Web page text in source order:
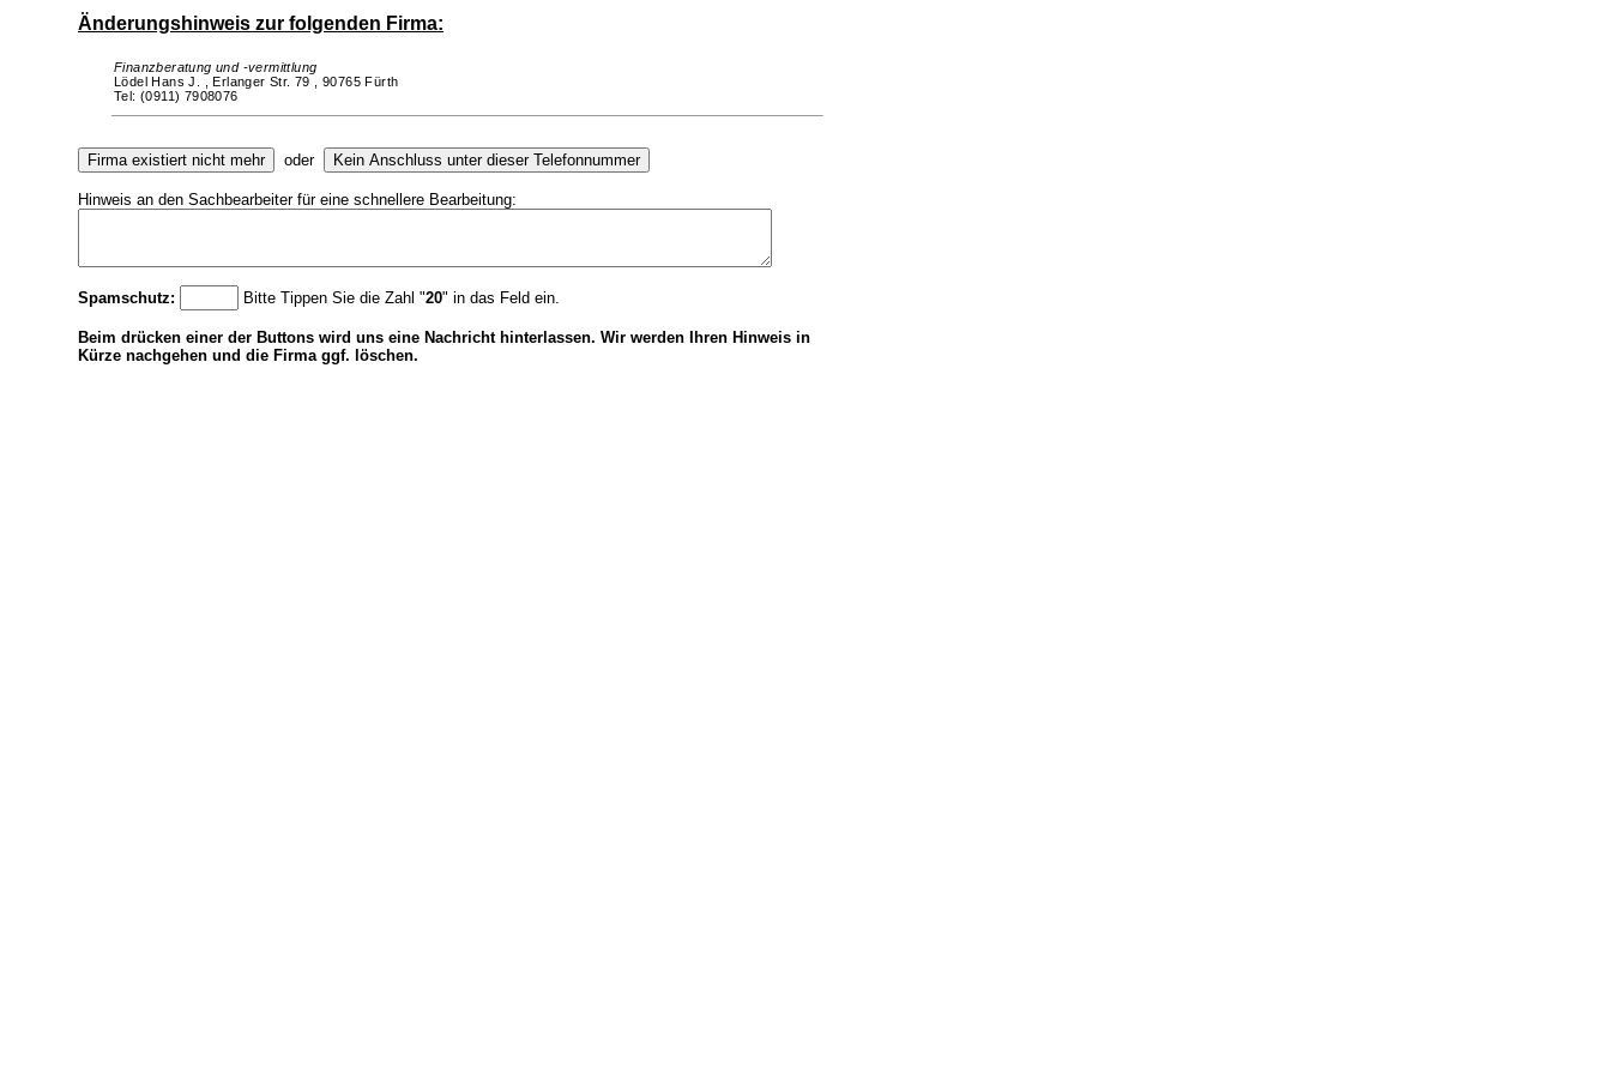
Änderungshinweis zur folgenden Firma:
Finanzberatung und -vermittlung
Lödel Hans J. ,Erlanger Str. 79 ,90765 Fürth
Tel: (0911) 7908076
oder
Hinweis an den Sachbearbeiter für eine schnellere Bearbeitung:
Spamschutz: Bitte Tippen Sie die Zahl "20" in das Feld ein.
Beim drücken einer der Buttons wird uns eine Nachricht hinterlassen. Wir werden Ihren Hinweis in
Kürze nachgehen und die Firma ggf. löschen.